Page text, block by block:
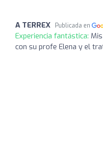
A TERREX Publicada en
Experiencia fantástica:
con su profe Elena y el